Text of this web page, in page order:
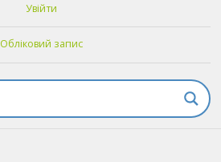
Увійти
Обліковий запис